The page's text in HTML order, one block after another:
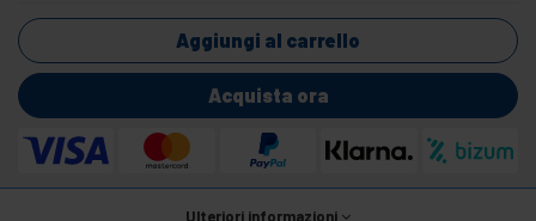
Aggiungi al carrello
Acquista ora
Ulteriori informazioni